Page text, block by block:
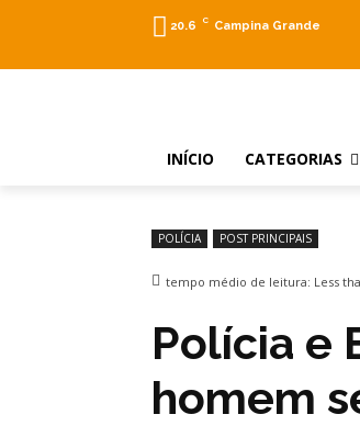
20.6 C Campina Grande
INÍCIO CATEGORIAS
POLÍCIA POST PRINCIPAIS
tempo médio de leitura: Less
Polícia e
homem